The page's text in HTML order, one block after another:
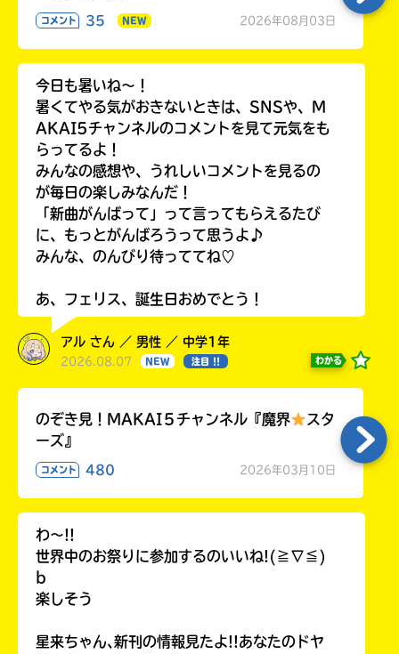
コメント 35 NEW 2026年08月03日
今日も暑いね〜！
暑くてやる気がおきないときは、SNSや、M
AKAI5チャンネルのコメントを見て元気をも
らってるよ！
みんなの感想や、うれしいコメントを見るの
が毎日の楽しみなんだ！
「新曲がんばって」って言ってもらえるたび
に、もっとがんばろうって思うよ♪
みんな、のんびり待っててね♡
あ、フェリス、誕生日おめでとう！
アル さん ／ 男性 ／ 中学1年
2026.08.07 NEW 注目 !! わかる
のぞき見！MAKAI５チャンネル『魔界
スタ
ーズ』
コメント 480 2026年03月10日
わ〜!!
世界中のお祭りに参加するのいいね!(≧∇≦)
b
楽しそう
星来ちゃん､新刊の情報見たよ!!あなたのドヤ